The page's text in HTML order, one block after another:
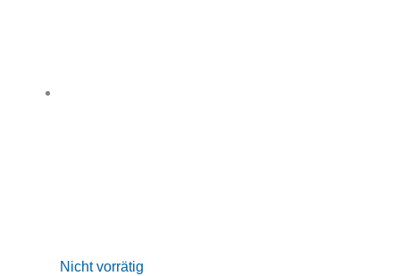
Nicht vorrätig